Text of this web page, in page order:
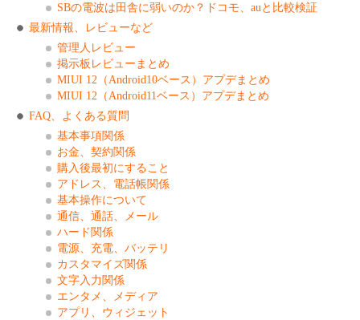
SBの電波は田舎に弱いのか？ドコモ、auと比較検証
最新情報、レビューなど
管理人レビュー
掲示板レビューまとめ
MIUI 12（Android10ベース）アプデまとめ
MIUI 12（Android11ベース）アプデまとめ
FAQ、よくある質問
基本事項関係
お金、契約関係
購入後最初にすること
アドレス、電話帳関係
基本操作について
通信、通話、メール
ハード関係
電源、充電、バッテリ
カスタマイズ関係
文字入力関係
エンタメ、メディア
アプリ、ウィジェット